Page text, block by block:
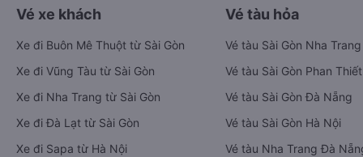
Vé xe khách
Xe đi Buôn Mê Thuột từ Sài Gòn
Xe đi Vũng Tàu từ Sài Gòn
Xe đi Nha Trang từ Sài Gòn
Xe đi Đà Lạt từ Sài Gòn
Xe đi Sapa từ Hà Nội
Vé tàu hỏa
Vé tàu Sài Gòn Nha Trang
Vé tàu Sài Gòn Phan Thiết
Vé tàu Sài Gòn Đà Nẵng
Vé tàu Sài Gòn Hà Nội
Vé tàu Nha Trang Đà